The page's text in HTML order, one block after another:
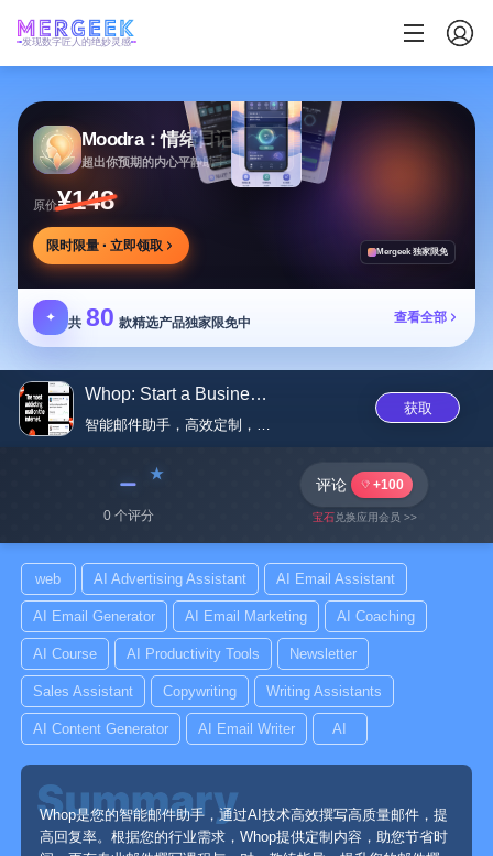
发现数字匠人的绝妙灵感
Moodra：情绪日记
超出你预期的内心平静助手
原价¥148
限时限量 · 立即领取 Mergeek 独家限免
✦ 共 80 款精选产品独家限免中 查看全部
Whop: Start a Business, Learn ...
智能邮件助手，高效定制，社区成...
获取
﹣
0 个评分
评论 +100
宝石兑换应用会员 >>
web AI Advertising Assistant AI Email Assistant
AI Email Generator AI Email Marketing AI Coaching
AI Course AI Productivity Tools Newsletter
Sales Assistant Copywriting Writing Assistants
AI Content Generator AI Email Writer AI
Whop是您的智能邮件助手，通过AI技术高效撰写高质量邮件，提
高回复率。根据您的行业需求，Whop提供定制内容，助您节省时